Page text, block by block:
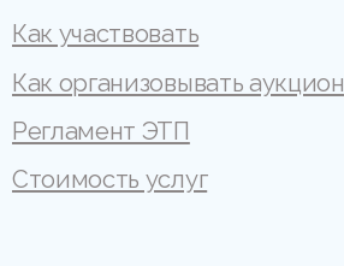
Как участвовать
Как организовывать аукцион
Регламент ЭТП
Стоимость услуг